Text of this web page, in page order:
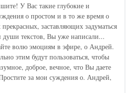
У Вас такие глубокие и
о простом и в то же время о
заставляющих задуматься
души текстов, Вы уже написали...
волю эмоциям в эфире, о Андрей.
этим будут пользоваться, чтобы
доброе, вечное, что Вы даете
за мои суждения о. Андрей,